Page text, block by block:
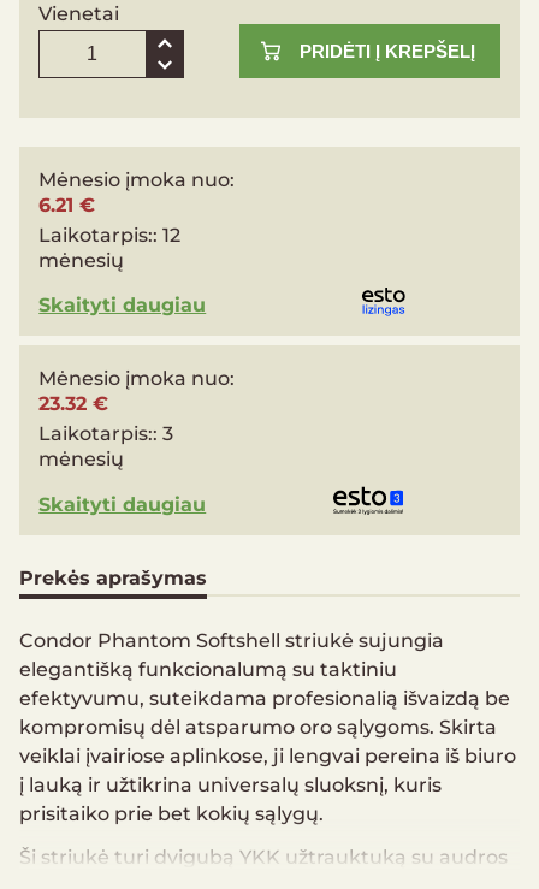
Vienetai
PRIDĖTI Į KREPŠELĮ
Mėnesio įmoka nuo:
6.21 €
Laikotarpis::12
mėnesių
Skaityti daugiau
Mėnesio įmoka nuo:
23.32 €
Laikotarpis::3
mėnesių
Skaityti daugiau
Prekės aprašymas
Condor Phantom Softshell striukė sujungia
elegantišką funkcionalumą su taktiniu
efektyvumu, suteikdama profesionalią išvaizdą be
kompromisų dėl atsparumo oro sąlygoms. Skirta
veiklai įvairiose aplinkose, ji lengvai pereina iš biuro
į lauką ir užtikrina universalų sluoksnį, kuris
prisitaiko prie bet kokių sąlygų.
Ši striukė turi dvigubą YKK užtrauktuką su audros